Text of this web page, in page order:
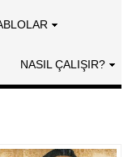
NASIL ÇALIŞIR?